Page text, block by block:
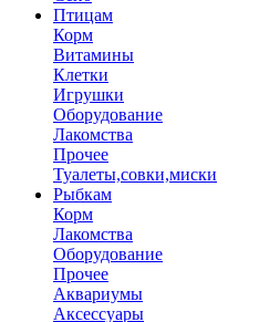
Птицам
Корм
Витамины
Клетки
Игрушки
Оборудование
Лакомства
Прочее
Туалеты,совки,миски
Рыбкам
Корм
Лакомства
Оборудование
Прочее
Аквариумы
Аксессуары